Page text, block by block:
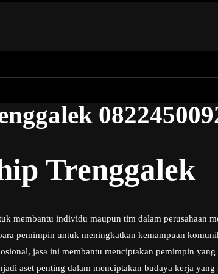
Trenggalek
membantu individu maupun tim dalam perusahaan
pemimpin untuk meningkatkan kemampuan
jasa ini membantu menciptakan pemimpin
aset penting dalam menciptakan budaya kerja